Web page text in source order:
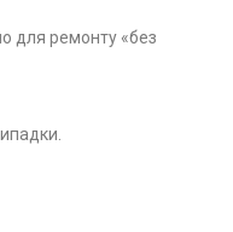
для ремонту «без